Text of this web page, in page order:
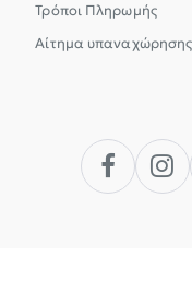
Τρόποι Πληρωμής
Αίτημα υπαναχώρησης